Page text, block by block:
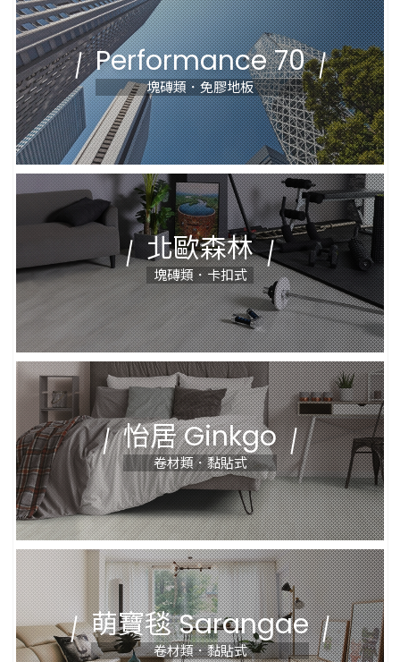
Performance 70
塊磚類．免膠地板
北歐森林
塊磚類．卡扣式
怡居 Ginkgo
卷材類．黏貼式
萌寶毯 Sarangae
卷材類．黏貼式